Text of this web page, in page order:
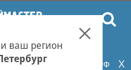
заказов на сайте
НУЦ Минцифры РФ
X
ваш регион